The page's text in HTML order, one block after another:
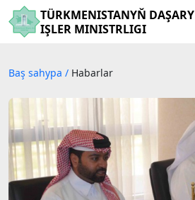
TÜRKMENISTANYŇ DAŞARY
IŞLER MINISTRLIGI
Baş sahypa / Habarlar